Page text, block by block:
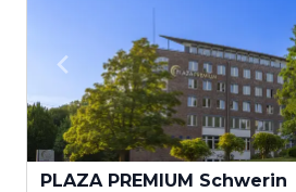
PLAZA PREMIUM Schwerin